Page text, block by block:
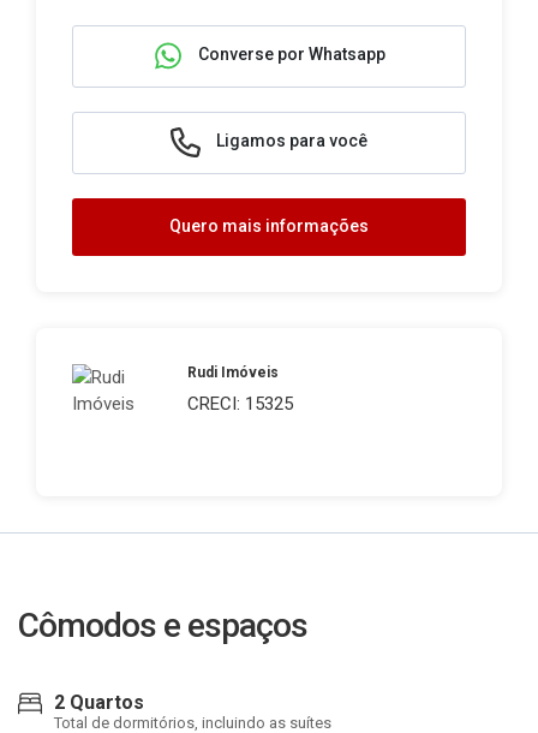
Converse por Whatsapp
Ligamos para você
Quero mais informações
Rudi Imóveis
CRECI: 15325
Cômodos e espaços
2 Quartos
Total de dormitórios, incluindo as suítes